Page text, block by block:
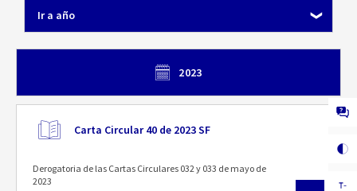
Ir a año
2023
Carta Circular 40 de 2023 SF
Derogatoria de las Cartas Circulares 032 y 033 de mayo de
2023